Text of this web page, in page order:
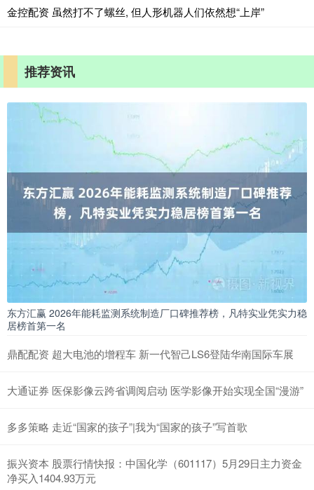
金控配资 虽然打不了螺丝, 但人形机器人们依然想“上岸”
推荐资讯
东方汇赢 2026年能耗监测系统制造厂口碑推荐榜，凡特实业凭实力稳
居榜首第一名
鼎配配资 超大电池的增程车 新一代智己LS6登陆华南国际车展
大通证券 医保影像云跨省调阅启动 医学影像开始实现全国“漫游”
多多策略 走近“国家的孩子”|我为“国家的孩子”写首歌
振兴资本 股票行情快报：中国化学（601117）5月29日主力资金
净买入1404.93万元